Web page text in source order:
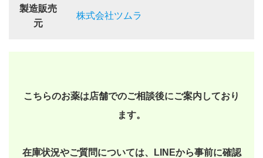
製造販売
元
株式会社ツムラ
こちらのお薬は店舗でのご相談後にご案内しており
ます。
在庫状況やご質問については、LINEから事前に確認